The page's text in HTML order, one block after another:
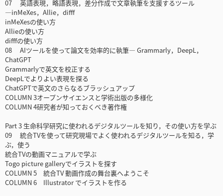
07 英語表現，略語表現，差分作成で文章執筆を支援するツール
―inMeXes，Allie，difff
inMeXesの使い方
Allieの使い方
difffの使い方
08 AIツールを使って論文を効率的に執筆― Grammarly，DeepL，
ChatGPT
Grammarlyで英文を校正する
DeepLでよりよい表現を探る
ChatGPTで英文のさらなるブラッシュアップ
COLUMN 3オープンサイエンスと学術出版の多様化
COLUMN 4研究者が知っておくべき著作権
Part 3 生命科学研究に使われるデジタルツールを知り，その使い方を学ぶ
09 統合TVを使って研究現場でよく使われるデジタルツールを知る，学
ぶ，使う
統合TVの動画マニュアルで学ぶ
Togo picture galleryでイラストを探す
COLUMN 5 統合TV 動画作成の舞台裏へようこそ
COLUMN 6 Illustrator でイラストを作る